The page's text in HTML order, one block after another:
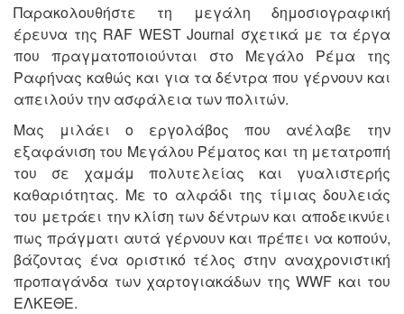
Παρακολουθήστε τη μεγάλη δημοσιογραφική
έρευνα της RAF WEST Journal σχετικά με τα έργα
που πραγματοποιούνται στο Μεγάλο Ρέμα της
Ραφήνας καθώς και για τα δέντρα που γέρνουν και
απειλούν την ασφάλεια των πολιτών.
Μας μιλάει ο εργολάβος που ανέλαβε την
εξαφάνιση του Μεγάλου Ρέματος και τη μετατροπή
του σε χαμάμ πολυτελείας και γυαλιστερής
καθαριότητας. Με το αλφάδι της τίμιας δουλειάς
του μετράει την κλίση των δέντρων και αποδεικνύει
πως πράγματι αυτά γέρνουν και πρέπει να κοπούν,
βάζοντας ένα οριστικό τέλος στην αναχρονιστική
προπαγάνδα των χαρτογιακάδων της WWF και του
ΕΛΚΕΘΕ.